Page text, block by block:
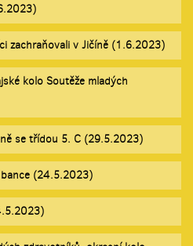
zachraňovali v Jičíně (1.6.2023)
kolo Soutěže mladých
se třídou 5. C (29.5.2023)
(24.5.2023)